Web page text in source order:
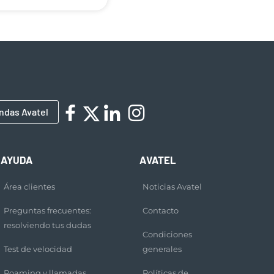
Avatel
AYUDA
Área clientes
Preguntas frecuentes:
resolviendo tus dudas
Test de velocidad
AVATEL
Noticias Avatel
Contacto
Condiciones
generales